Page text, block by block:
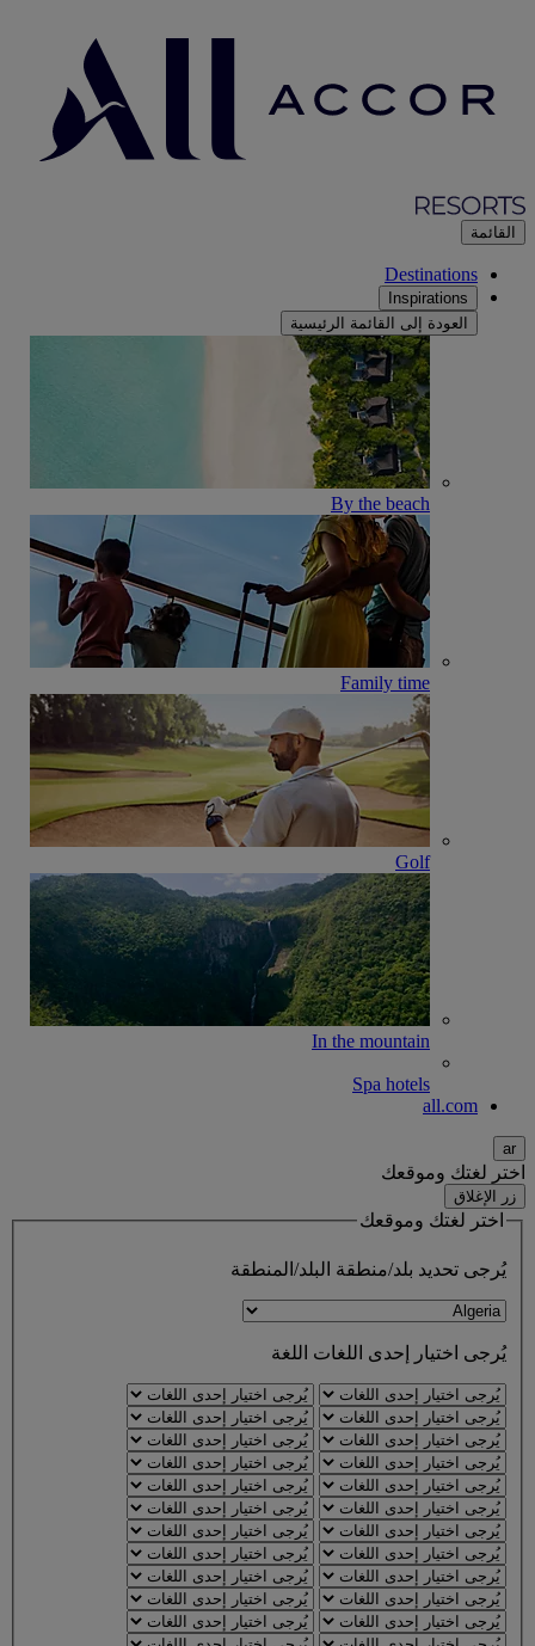
القائمة
Destinations
Inspirations
العودة إلى القائمة الرئيسية
By the beach
Family time
Golf
In the mountain
Spa hotels
all.com
ar
اختر لغتك وموقعك
زر الإغلاق
اختر لغتك وموقعك
يُرجى تحديد بلد/منطقة
يُرجى اختيار إحدى اللغات